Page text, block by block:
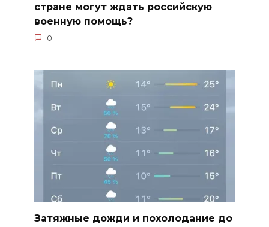
стране могут ждать российскую
военную помощь?
0
Затяжные дожди и похолодание до